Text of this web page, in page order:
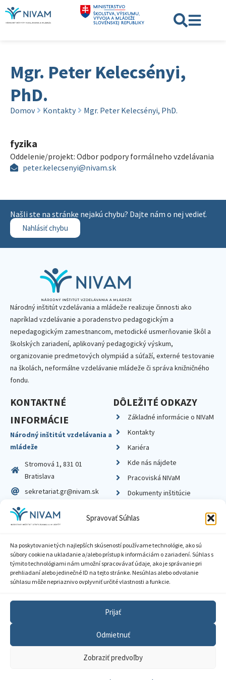
Spravovať Súhlas
Na poskytovanie tých najlepších skúseností používame technológie, ako sú
súbory cookie na ukladanie a/alebo prístup k informáciám o zariadení. Súhlas s
týmito technológiami nám umožní spracovávať údaje, ako je správanie pri
prehliadaní alebo jedinečné ID na tejto stránke. Nesúhlas alebo odvolanie
súhlasu môže nepriaznivo ovplyvniť určité vlastnosti a funkcie.
Prijať
Odmietnuť
Zobraziť predvoľby
Mgr. Peter Kelecsényi,
PhD.
Domov Kontakty Mgr. Peter Kelecsényi, PhD.
fyzika
Oddelenie/projekt: Odbor podpory formálneho vzdelávania
peter.kelecsenyi@nivam.sk
Našli ste na stránke nejakú chybu? Dajte nám o nej vedieť.
Nahlásiť chybu
Národný inštitút vzdelávania a mládeže realizuje činnosti ako
napríklad vzdelávanie a poradenstvo pedagogickým a
nepedagogickým zamestnancom, metodické usmerňovanie škôl a
školských zariadení, aplikovaný pedagogický výskum,
organizovanie predmetových olympiád a súťaží, externé testovanie
na školách, neformálne vzdelávanie mládeže či správa knižničného
fondu.
KONTAKTNÉ
INFORMÁCIE
Národný inštitút vzdelávania a
mládeže
Stromová 1, 831 01
Bratislava
sekretariat.gr@nivam.sk
IČO: 00164348
DIČ: 2020798714
DÔLEŽITÉ ODKAZY
Základné informácie o NIVaM
Kontakty
Kariéra
Kde nás nájdete
Pracoviská NIVaM
Dokumenty inštitúcie
Zásady ochrany súkromia
Sprístupnenie informácií
GDPR